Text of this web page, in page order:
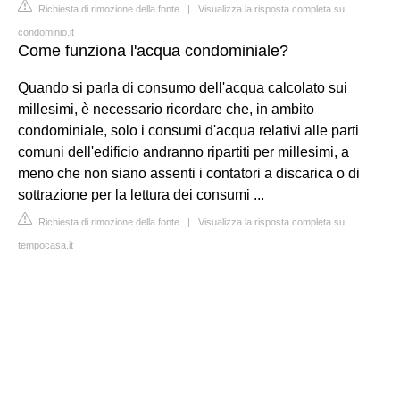
Richiesta di rimozione della fonte | Visualizza la risposta completa su
condominio.it
Come funziona l'acqua condominiale?
Quando si parla di consumo dell'acqua calcolato sui
millesimi, è necessario ricordare che, in ambito
condominiale, solo i consumi d'acqua relativi alle parti
comuni dell'edificio andranno ripartiti per millesimi, a
meno che non siano assenti i contatori a discarica o di
sottrazione per la lettura dei consumi ...
Richiesta di rimozione della fonte | Visualizza la risposta completa su
tempocasa.it